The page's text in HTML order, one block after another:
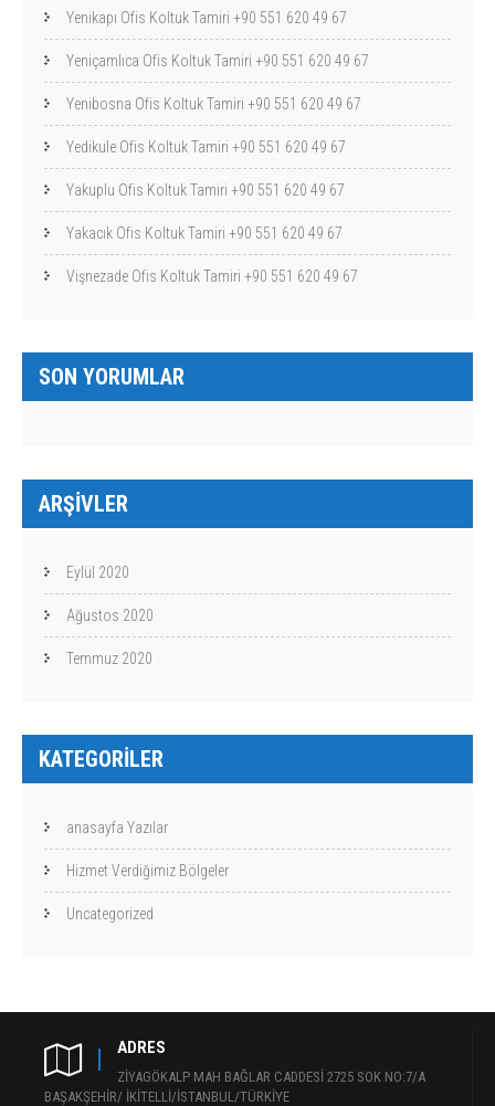
Yenikapı Ofis Koltuk Tamiri +90 551 620 49 67
Yeniçamlıca Ofis Koltuk Tamiri +90 551 620 49 67
Yenibosna Ofis Koltuk Tamiri +90 551 620 49 67
Yedikule Ofis Koltuk Tamiri +90 551 620 49 67
Yakuplu Ofis Koltuk Tamiri +90 551 620 49 67
Yakacık Ofis Koltuk Tamiri +90 551 620 49 67
Vişnezade Ofis Koltuk Tamiri +90 551 620 49 67
SON YORUMLAR
ARŞIVLER
Eylül 2020
Ağustos 2020
Temmuz 2020
KATEGORILER
anasayfa Yazılar
Hizmet Verdiğimiz Bölgeler
Uncategorized
ADRES
ZİYAGÖKALP MAH BAĞLAR CADDESİ 2725 SOK NO:7/A
BAŞAKŞEHİR/ İKİTELLİ/İSTANBUL/TÜRKİYE